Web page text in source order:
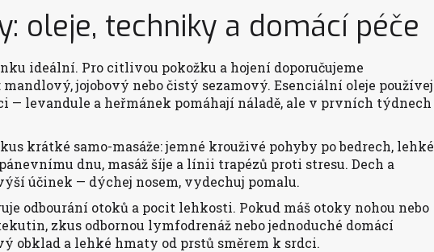
oleje, techniky a domácí péče
ideální. Pro citlivou pokožku a hojení doporučujeme
jojobový nebo čistý sezamový. Esenciální oleje používej
— levandule a heřmánek pomáhají náladě, ale v prvních týdnech
krátké samo-masáže: jemné krouživé pohyby po bedrech, lehké
dnu, masáž šíje a línii trapézů proti stresu. Dech a
účinek — dýchej nosem, vydechuj pomalu.
odbourání otoků a pocit lehkosti. Pokud máš otoky nohou nebo
zkus odbornou lymfodrenáž nebo jednoduché domácí
obklad a lehké hmaty od prstů směrem k srdci.